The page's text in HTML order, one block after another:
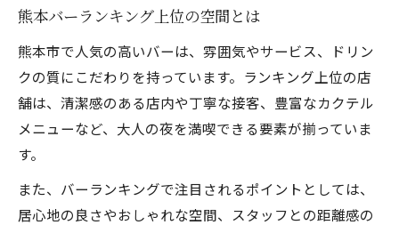
熊本バーランキング上位の空間とは
熊本市で人気の高いバーは、雰囲気やサービス、ドリン
クの質にこだわりを持っています。ランキング上位の店
舗は、清潔感のある店内や丁寧な接客、豊富なカクテル
メニューなど、大人の夜を満喫できる要素が揃っていま
す。
また、バーランキングで注目されるポイントとしては、
居心地の良さやおしゃれな空間、スタッフとの距離感の